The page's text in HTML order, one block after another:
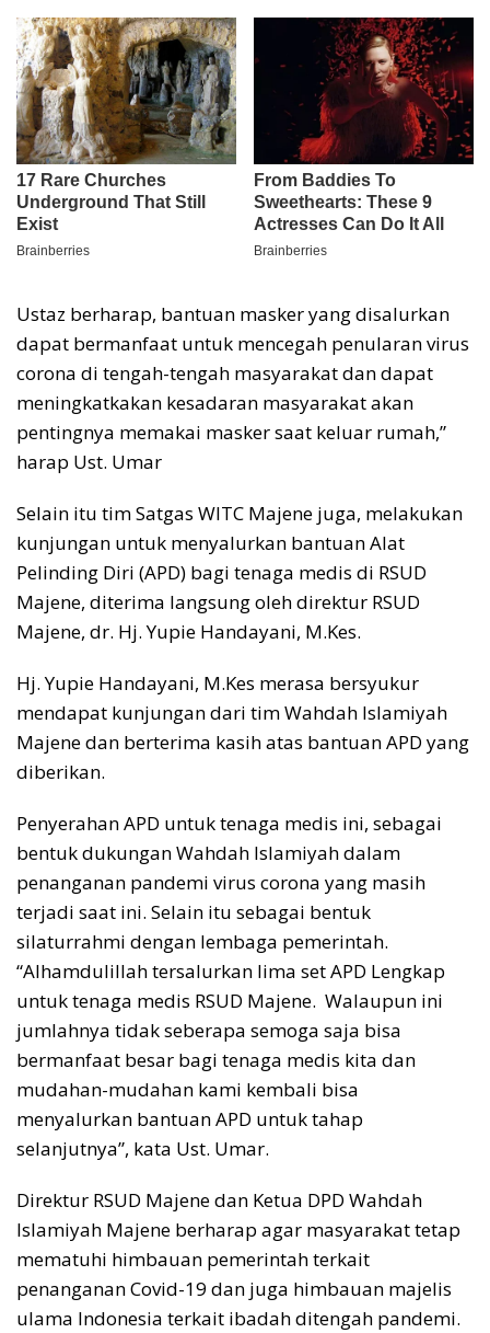
Ustaz berharap, bantuan masker yang disalurkan
dapat bermanfaat untuk mencegah penularan virus
corona di tengah-tengah masyarakat dan dapat
meningkatkakan kesadaran masyarakat akan
pentingnya memakai masker saat keluar rumah,”
harap Ust. Umar
Selain itu tim Satgas WITC Majene juga, melakukan
kunjungan untuk menyalurkan bantuan Alat
Pelinding Diri (APD) bagi tenaga medis di RSUD
Majene, diterima langsung oleh direktur RSUD
Majene, dr. Hj. Yupie Handayani, M.Kes.
Hj. Yupie Handayani, M.Kes merasa bersyukur
mendapat kunjungan dari tim Wahdah Islamiyah
Majene dan berterima kasih atas bantuan APD yang
diberikan.
Penyerahan APD untuk tenaga medis ini, sebagai
bentuk dukungan Wahdah Islamiyah dalam
penanganan pandemi virus corona yang masih
terjadi saat ini. Selain itu sebagai bentuk
silaturrahmi dengan lembaga pemerintah.
“Alhamdulillah tersalurkan lima set APD Lengkap
untuk tenaga medis RSUD Majene. Walaupun ini
jumlahnya tidak seberapa semoga saja bisa
bermanfaat besar bagi tenaga medis kita dan
mudahan-mudahan kami kembali bisa
menyalurkan bantuan APD untuk tahap
selanjutnya”, kata Ust. Umar.
Direktur RSUD Majene dan Ketua DPD Wahdah
Islamiyah Majene berharap agar masyarakat tetap
mematuhi himbauan pemerintah terkait
penanganan Covid-19 dan juga himbauan majelis
ulama Indonesia terkait ibadah ditengah pandemi.